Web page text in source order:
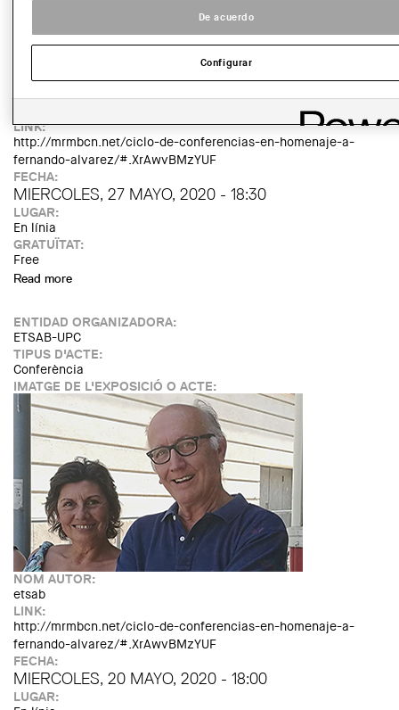
NOM AUTOR:
LINK:
http://mrmbcn.net/ciclo-de-conferencias-en-homenaje-a-
fernando-alvarez/#.XrAwvBMzYUF
FECHA:
MIERCOLES, 27 MAYO, 2020 - 18:30
LUGAR:
En línia
GRATUÏTAT:
Free
Read more
ENTIDAD ORGANIZADORA:
ETSAB-UPC
TIPUS D'ACTE:
Conferència
IMATGE DE L'EXPOSICIÓ O ACTE:
NOM AUTOR:
etsab
LINK:
http://mrmbcn.net/ciclo-de-conferencias-en-homenaje-a-
fernando-alvarez/#.XrAwvBMzYUF
FECHA:
MIERCOLES, 20 MAYO, 2020 - 18:00
LUGAR:
De acuerdo
Configurar